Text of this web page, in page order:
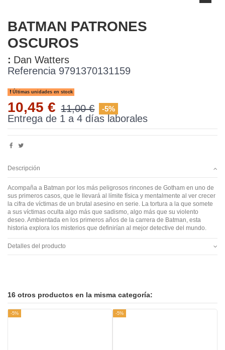
BATMAN PATRONES
OSCUROS
: Dan Watters
Referencia 9791370131159
Últimas unidades en stock
10,45 € 11,00 € -5%
Entrega de 1 a 4 días laborales
Descripción
Acompaña a Batman por los más peligrosos rincones de Gotham en uno de
sus primeros casos, que le llevará al límite física y mentalmente al ver crecer
la cifra de víctimas de un brutal asesino en serie. La tortura a la que somete
a sus víctimas oculta algo más que sadismo, algo más que su violento
deseo. Ambientada en los primeros años de la carrera de Batman, esta
historia explora los misterios que definirían al mejor detective del mundo.
Detalles del producto
16 otros productos en la misma categoría:
-5% -5%